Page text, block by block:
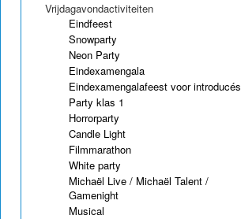
Vrijdagavondactiviteiten
Eindfeest
Snowparty
Neon Party
Eindexamengala
Eindexamengalafeest voor introducés
Party klas 1
Horrorparty
Candle Light
Filmmarathon
White party
Michaël Live / Michaël Talent /
Gamenight
Musical